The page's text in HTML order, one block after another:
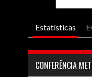
Estatísticas
CONFERÊNCIA